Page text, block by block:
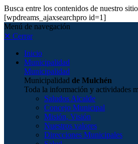
Busca entre los contenidos de nuestro
[wpdreams_ajaxsearchpro id=1]
Menú de navegación
✕ Cerrar
Inicio
Municipalidad
Municipalidad
Municipalidad de Mulchén
Toda la información y actividades
Saludos Alcalde
Concejo Municipal
Misión, Visión
Nuestros valores
Direcciones Municipales